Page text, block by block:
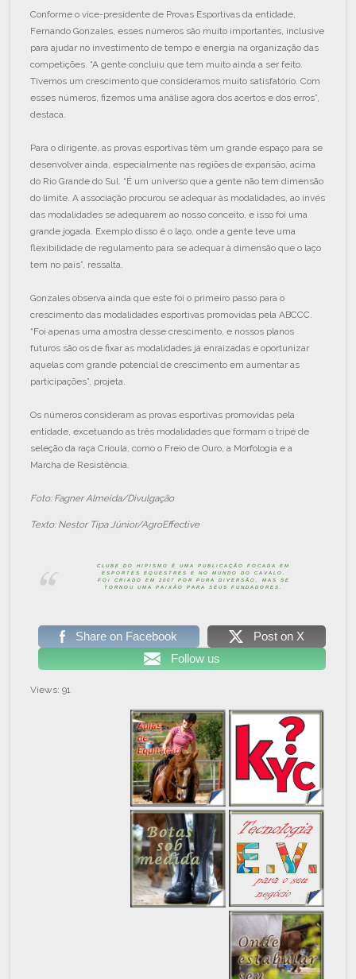
Conforme o vice-presidente de Provas Esportivas da entidade,
Fernando Gonzales, esses números são muito importantes, inclusive
para ajudar no investimento de tempo e energia na organização das
competições. “A gente concluiu que tem muito ainda a ser feito.
Tivemos um crescimento que consideramos muito satisfatório. Com
esses números, fizemos uma análise agora dos acertos e dos erros”,
destaca.
Para o dirigente, as provas esportivas têm um grande espaço para se
desenvolver ainda, especialmente nas regiões de expansão, acima
do Rio Grande do Sul. “É um universo que a gente não tem dimensão
do limite. A associação procurou se adequar às modalidades, ao invés
das modalidades se adequarem ao nosso conceito, e isso foi uma
grande jogada. Exemplo disso é o laço, onde a gente teve uma
flexibilidade de regulamento para se adequar à dimensão que o laço
tem no país”, ressalta.
Gonzales observa ainda que este foi o primeiro passo para o
crescimento das modalidades esportivas promovidas pela ABCCC.
“Foi apenas uma amostra desse crescimento, e nossos planos
futuros são os de fixar as modalidades já enraizadas e oportunizar
aquelas com grande potencial de crescimento em aumentar as
participações”, projeta.
Os números consideram as provas esportivas promovidas pela
entidade, excetuando as três modalidades que formam o tripé de
seleção da raça Crioula, como o Freio de Ouro, a Morfologia e a
Marcha de Resistência.
Foto: Fagner Almeida/Divulgação
Texto: Nestor Tipa Júnior/AgroEffective
CLUBE DO HIPISMO É UMA PUBLICAÇÃO FOCADA EM
ESPORTES EQUESTRES E NO MUNDO DO CAVALO.
FOI CRIADO EM 2007 POR PURA DIVERSÃO, MAS SE
TORNOU UMA PAIXÃO PARA SEUS FUNDADORES.
Share on Facebook
Post on X
Follow us
Views: 91